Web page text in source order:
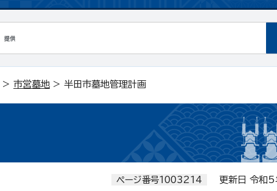
> 市営墓地 > 半田市墓地管理計画
ページ番号1003214 更新日 令和5